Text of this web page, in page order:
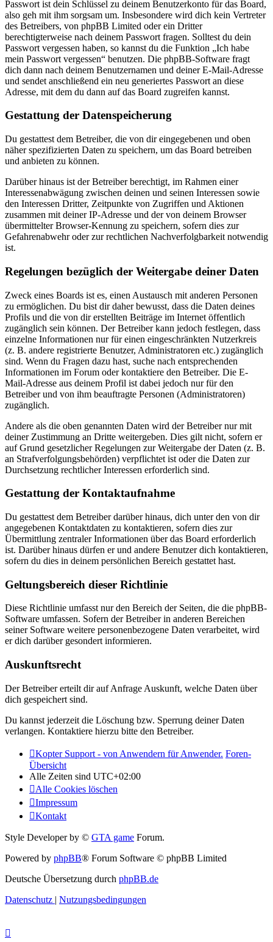
Passwort ist dein Schlüssel zu deinem Benutzerkonto für das Board,
also geh mit ihm sorgsam um. Insbesondere wird dich kein Vertreter
des Betreibers, von phpBB Limited oder ein Dritter
berechtigterweise nach deinem Passwort fragen. Solltest du dein
Passwort vergessen haben, so kannst du die Funktion „Ich habe
mein Passwort vergessen“ benutzen. Die phpBB-Software fragt
dich dann nach deinem Benutzernamen und deiner E-Mail-Adresse
und sendet anschließend ein neu generiertes Passwort an diese
Adresse, mit dem du dann auf das Board zugreifen kannst.
Gestattung der Datenspeicherung
Du gestattest dem Betreiber, die von dir eingegebenen und oben
näher spezifizierten Daten zu speichern, um das Board betreiben
und anbieten zu können.
Darüber hinaus ist der Betreiber berechtigt, im Rahmen einer
Interessenabwägung zwischen deinen und seinen Interessen sowie
den Interessen Dritter, Zeitpunkte von Zugriffen und Aktionen
zusammen mit deiner IP-Adresse und der von deinem Browser
übermittelter Browser-Kennung zu speichern, sofern dies zur
Gefahrenabwehr oder zur rechtlichen Nachverfolgbarkeit notwendig
ist.
Regelungen bezüglich der Weitergabe deiner Daten
Zweck eines Boards ist es, einen Austausch mit anderen Personen
zu ermöglichen. Du bist dir daher bewusst, dass die Daten deines
Profils und die von dir erstellten Beiträge im Internet öffentlich
zugänglich sein können. Der Betreiber kann jedoch festlegen, dass
einzelne Informationen nur für einen eingeschränkten Nutzerkreis
(z. B. andere registrierte Benutzer, Administratoren etc.) zugänglich
sind. Wenn du Fragen dazu hast, suche nach entsprechenden
Informationen im Forum oder kontaktiere den Betreiber. Die E-
Mail-Adresse aus deinem Profil ist dabei jedoch nur für den
Betreiber und von ihm beauftragte Personen (Administratoren)
zugänglich.
Andere als die oben genannten Daten wird der Betreiber nur mit
deiner Zustimmung an Dritte weitergeben. Dies gilt nicht, sofern er
auf Grund gesetzlicher Regelungen zur Weitergabe der Daten (z. B.
an Strafverfolgungsbehörden) verpflichtet ist oder die Daten zur
Durchsetzung rechtlicher Interessen erforderlich sind.
Gestattung der Kontaktaufnahme
Du gestattest dem Betreiber darüber hinaus, dich unter den von dir
angegebenen Kontaktdaten zu kontaktieren, sofern dies zur
Übermittlung zentraler Informationen über das Board erforderlich
ist. Darüber hinaus dürfen er und andere Benutzer dich kontaktieren,
sofern du dies in deinem persönlichen Bereich gestattet hast.
Geltungsbereich dieser Richtlinie
Diese Richtlinie umfasst nur den Bereich der Seiten, die die phpBB-
Software umfassen. Sofern der Betreiber in anderen Bereichen
seiner Software weitere personenbezogene Daten verarbeitet, wird
er dich darüber gesondert informieren.
Auskunftsrecht
Der Betreiber erteilt dir auf Anfrage Auskunft, welche Daten über
dich gespeichert sind.
Du kannst jederzeit die Löschung bzw. Sperrung deiner Daten
verlangen. Kontaktiere hierzu bitte den Betreiber.
Kopter Support - von Anwendern für Anwender. Foren-
Übersicht
Alle Zeiten sind UTC+02:00
Alle Cookies löschen
Impressum
Kontakt
Style Developer by © GTA game Forum.
Powered by phpBB® Forum Software © phpBB Limited
Deutsche Übersetzung durch phpBB.de
Datenschutz | Nutzungsbedingungen